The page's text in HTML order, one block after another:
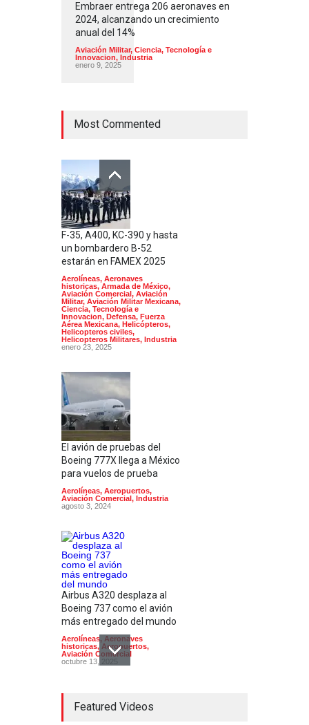
Embraer entrega 206 aeronaves en
2024, alcanzando un crecimiento
anual del 14%
Aviación Militar, Ciencia, Tecnología e
Innovacion, Industria
enero 9, 2025
Most Commented
F-35, A400, KC-390 y hasta
un bombardero B-52
estarán en FAMEX 2025
Aerolíneas, Aeronaves
historicas, Armada de México,
Aviación Comercial, Aviación
Militar, Aviación Militar Mexicana,
Ciencia, Tecnología e
Innovacion, Defensa, Fuerza
Aérea Mexicana, Helicópteros,
Helicopteros civiles,
Helicopteros Militares, Industria
enero 23, 2025
El avión de pruebas del
Boeing 777X llega a México
para vuelos de prueba
Aerolíneas, Aeropuertos,
Aviación Comercial, Industria
agosto 3, 2024
Airbus A320 desplaza al
Boeing 737 como el avión
más entregado del mundo
Aerolíneas, Aeronaves
historicas, Aeropuertos,
Aviación Comercial
octubre 13, 2025
Featured Videos